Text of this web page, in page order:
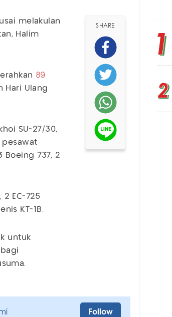
melakulan
Halim
89
Hari Ulang
SU-27/30,
pesawat
Boeing 737, 2
EC-725
KT-1B.
untuk
SHARE
Follow